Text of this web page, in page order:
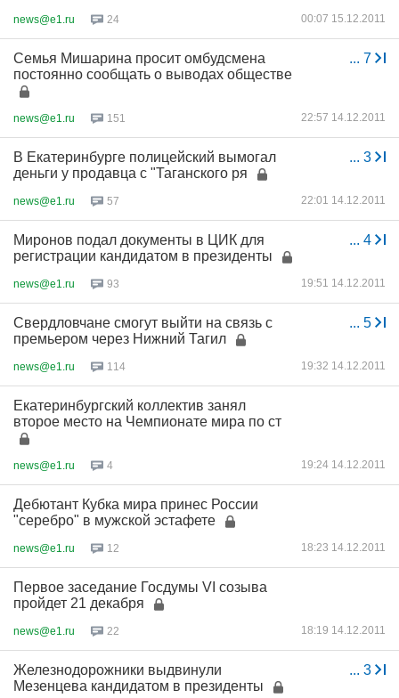
news@e1.ru 24 00:07 15.12.2011
... 7
Семья Мишарина просит омбудсмена
постоянно сообщать о выводах обществе
news@e1.ru 151 22:57 14.12.2011
... 3
В Екатеринбурге полицейский вымогал
деньги у продавца с "Таганского ря
news@e1.ru 57 22:01 14.12.2011
... 4
Миронов подал документы в ЦИК для
регистрации кандидатом в президенты
news@e1.ru 93 19:51 14.12.2011
... 5
Свердловчане смогут выйти на связь с
премьером через Нижний Тагил
news@e1.ru 114 19:32 14.12.2011
Екатеринбургский коллектив занял
второе место на Чемпионате мира по ст
news@e1.ru 4 19:24 14.12.2011
Дебютант Кубка мира принес России
"серебро" в мужской эстафете
news@e1.ru 12 18:23 14.12.2011
Первое заседание Госдумы VI созыва
пройдет 21 декабря
news@e1.ru 22 18:19 14.12.2011
... 3
Железнодорожники выдвинули
Мезенцева кандидатом в президенты